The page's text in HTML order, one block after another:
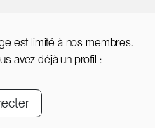
est limité à nos membres.
avez déjà un profil :